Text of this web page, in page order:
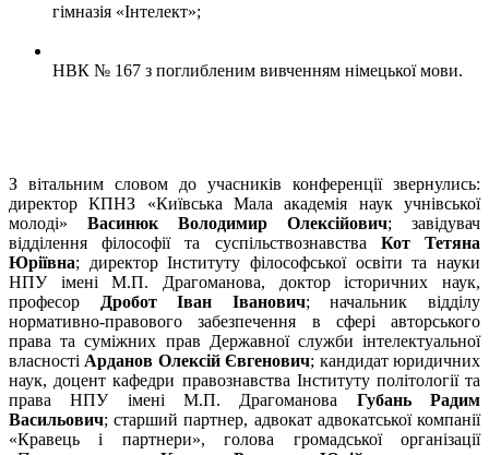
гімназія «Інтелект»;
НВК № 167 з поглибленим вивченням німецької мови.
З вітальним словом до учасників конференції звернулись:
директор КПНЗ «Київська Мала академія наук учнівської
молоді» Васинюк Володимир Олексійович; завідувач
відділення філософії та суспільствознавства Кот Тетяна
Юріївна; директор Інституту філософської освіти та науки
НПУ імені М.П. Драгоманова, доктор історичних наук,
професор
Дробот Іван Іванович; начальник відділу
нормативно-правового забезпечення в сфері авторського
права та суміжних прав Державної служби інтелектуальної
власності Арданов Олексій Євгенович; кандидат юридичних
наук, доцент кафедри правознавства Інституту політології та
права НПУ імені М.П. Драгоманова Губань Радим
Васильович; старший партнер, адвокат адвокатської компанії
«Кравець і партнери», голова громадської організації